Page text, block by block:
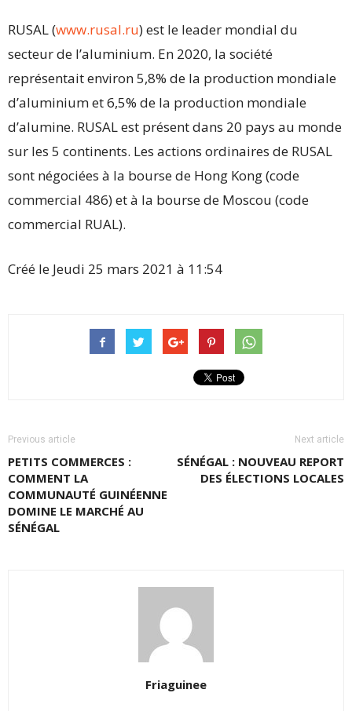
RUSAL (www.rusal.ru) est le leader mondial du
secteur de l’aluminium. En 2020, la société
représentait environ 5,8% de la production mondiale
d’aluminium et 6,5% de la production mondiale
d’alumine. RUSAL est présent dans 20 pays au monde
sur les 5 continents. Les actions ordinaires de RUSAL
sont négociées à la bourse de Hong Kong (code
commercial 486) et à la bourse de Moscou (code
commercial RUAL).
Créé le Jeudi 25 mars 2021 à 11:54
Previous article
PETITS COMMERCES :
COMMENT LA
COMMUNAUTÉ GUINÉENNE
DOMINE LE MARCHÉ AU
SÉNÉGAL
Next article
SÉNÉGAL : NOUVEAU REPORT
DES ÉLECTIONS LOCALES
Friaguinee